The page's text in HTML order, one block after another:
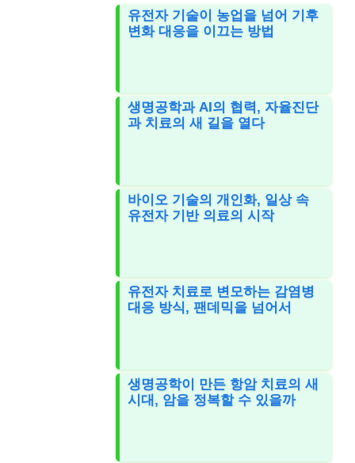
유전자 기술이 농업을 넘어 기후
변화 대응을 이끄는 방법
생명공학과 AI의 협력, 자율진단
과 치료의 새 길을 열다
바이오 기술의 개인화, 일상 속
유전자 기반 의료의 시작
유전자 치료로 변모하는 감염병
대응 방식, 팬데믹을 넘어서
생명공학이 만든 항암 치료의 새
시대, 암을 정복할 수 있을까